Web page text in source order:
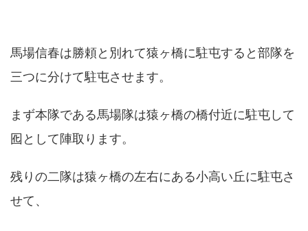
馬場信春は勝頼と別れて猿ヶ橋に駐屯すると部隊を
三つに分けて駐屯させます。
まず本隊である馬場隊は猿ヶ橋の橋付近に駐屯して
囮として陣取ります。
残りの二隊は猿ヶ橋の左右にある小高い丘に駐屯さ
せて、